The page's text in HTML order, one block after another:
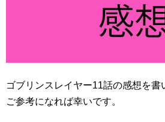
ゴブリンスレイヤー11話の感想を書
ご参考になれば幸いです。